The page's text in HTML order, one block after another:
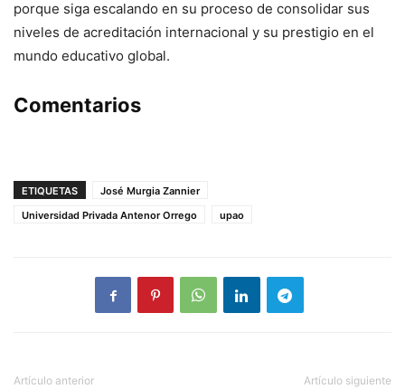
porque siga escalando en su proceso de consolidar sus
niveles de acreditación internacional y su prestigio en el
mundo educativo global.
Comentarios
ETIQUETAS
José Murgia Zannier
Universidad Privada Antenor Orrego
upao
Artículo anterior Artículo siguiente